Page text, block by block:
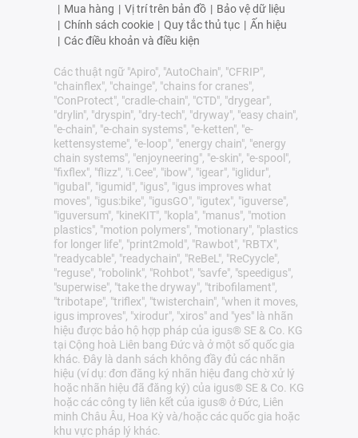
| Mua hàng | Vị trí trên bản đồ | Bảo vệ dữ liệu
| Chính sách cookie | Quy tắc thủ tục | Ấn hiệu
| Các điều khoản và điều kiện
Các thuật ngữ "Apiro", "AutoChain", "CFRIP",
"chainflex", "chainge", "chains for cranes",
"ConProtect", "cradle-chain", "CTD", "drygear",
"drylin", "dryspin", "dry-tech", "dryway", "easy chain",
"e-chain", "e-chain systems", "e-ketten", "e-
kettensysteme", "e-loop", "energy chain", "energy
chain systems", "enjoyneering", "e-skin", "e-spool",
"fixflex", "flizz", "i.Cee", "ibow", "igear", "iglidur",
"igubal", "igumid", "igus", "igus improves what
moves", "igus:bike", "igusGO", "igutex", "iguverse",
"iguversum", "kineKIT", "kopla", "manus", "motion
plastics", "motion polymers", "motionary", "plastics
for longer life", "print2mold", "Rawbot", "RBTX",
"readycable", "readychain", "ReBeL", "ReCyycle",
"reguse", "robolink", "Rohbot", "savfe", "speedigus",
"superwise", "take the dryway", "tribofilament",
"tribotape", "triflex", "twisterchain", "when it moves,
igus improves", "xirodur", "xiros" and "yes" là nhãn
hiệu được bảo hộ hợp pháp của igus® SE & Co. KG
tại Cộng hoà Liên bang Đức và ở một số quốc gia
khác. Đây là danh sách không đầy đủ các nhãn
hiệu (ví dụ: đơn đăng ký nhãn hiệu đang chờ xử lý
hoặc nhãn hiệu đã đăng ký) của igus® SE & Co. KG
hoặc các công ty liên kết của igus® ở Đức, Liên
minh Châu Âu, Hoa Kỳ và/hoặc các quốc gia hoặc
khu vực pháp lý khác.